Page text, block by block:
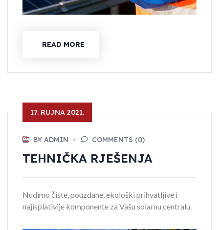
READ MORE
17. RUJNA 2021.
BY ADMIN COMMENTS (0)
TEHNIČKA RJEŠENJA
Nudimo čiste, pouzdane, ekološki prihvatljive i
najisplativije komponente za Vašu solarnu centralu.